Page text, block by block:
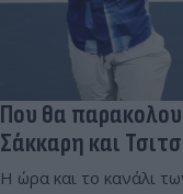
Που θα
Σάκκαρη και
Η ώρα και το κανάλι